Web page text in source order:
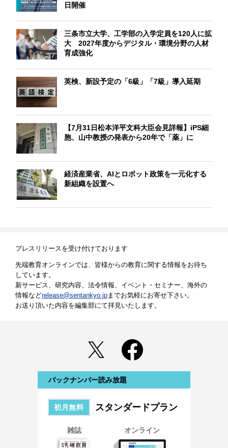
日開催
三条市立大学、工学部の入学定員を120人に拡
大 2027年度からデジタル・環境分野の人材
育成強化
英検、新設予定の「6級」「7級」導入延期
【7月31日松本洋平文科大臣会見詳報】iPS細
胞、山中教授の発表から20年で「薬」に
経済産業省、AIとロボット政策を一元化する
新組織を設置へ
プレスリリースを受け付けております
先端教育オンラインでは、皆様からの教育に関する情報をお待ち
しています。
新サービス、研究内容、法令情報、イベント・セミナー、海外の
情報などrelease@sentankyo.jp までお気軽にお寄せ下さい。
お送り頂いた内容を編集部にて拝見いたします。
バックナンバー読み放題
初月無料 スタンダードプラン
雑誌 オンライン